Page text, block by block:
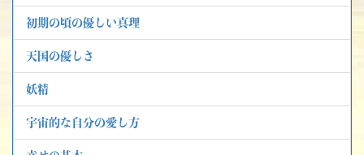
初期の頃の優しい真理
天国の優しさ
妖精
宇宙的な自分の愛し方